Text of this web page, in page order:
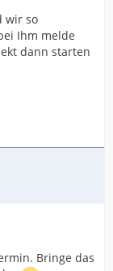
wir so
Ihm melde
dann starten
Bringe das